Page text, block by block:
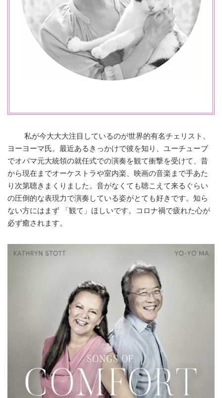
私が今大大大注目しているのが世界的有名チェリスト、
ヨーヨーマ氏。最近あるきっかけで彼を知り、ユーチューブ
でオバマ元大統領の就任式での演奏を観て衝撃を受けて、昔
から現在までオーケストラや室内楽、映画の音楽まで手あた
り次第聴きまくりました。音がなくても聴こえて来るぐらい
の圧倒的な表現力で演奏している姿がとても好きです。知ら
ない方にはまず 「観て」ほしいです。コロナ禍で疲れた心が
必ず癒されます。